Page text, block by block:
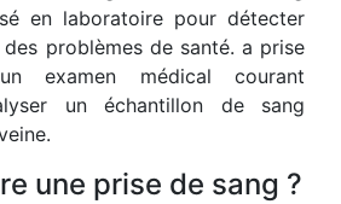
en laboratoire pour détecter
problèmes de santé. a prise
examen médical courant
un échantillon de sang
une prise de sang ?